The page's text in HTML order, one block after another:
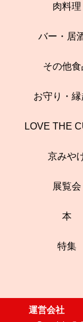
肉料理
バー・居
その他食
お守り・縁
LOVE THE
京みや
展覧会
本
特集
運営会社